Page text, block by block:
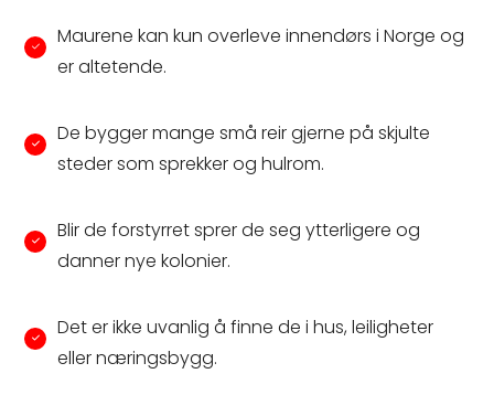
Maurene kan kun overleve innendørs i Norge og
er altetende.
De bygger mange små reir gjerne på skjulte
steder som sprekker og hulrom.
Blir de forstyrret sprer de seg ytterligere og
danner nye kolonier.
Det er ikke uvanlig å finne de i hus, leiligheter
eller næringsbygg.